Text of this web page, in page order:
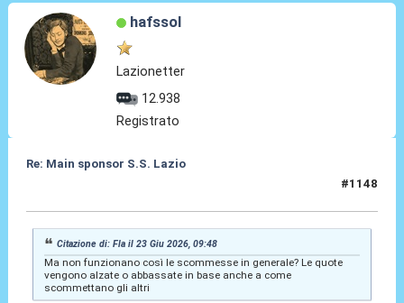
hafssol
Lazionetter
12.938
Registrato
Re: Main sponsor S.S. Lazio
#1148
Citazione di: Fla il 23 Giu 2026, 09:48
Ma non funzionano così le scommesse in generale? Le quote
vengono alzate o abbassate in base anche a come
scommettano gli altri